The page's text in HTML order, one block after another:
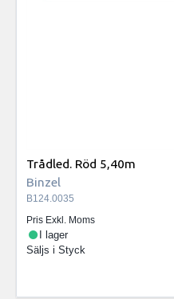
Trådled. Röd 5,40m
Binzel
B124.0035
Pris Exkl. Moms
I lager
Säljs i Styck